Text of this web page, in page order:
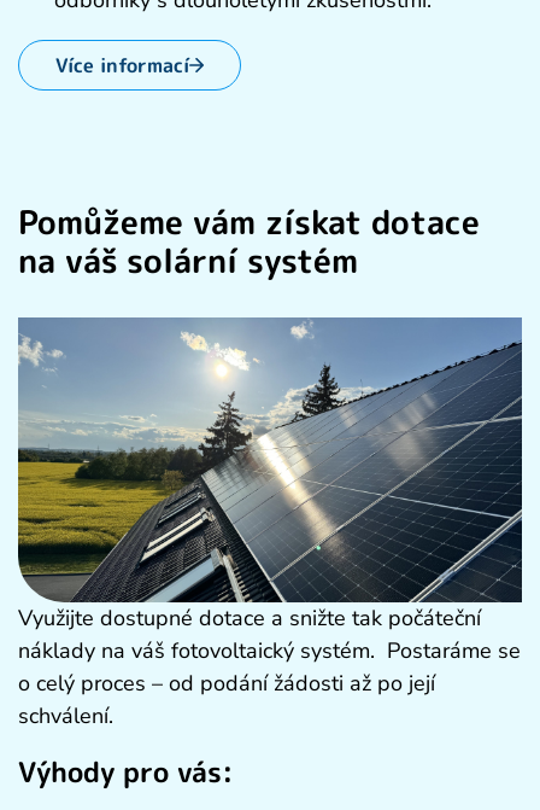
Více informací
Pomůžeme vám získat dotace
na váš solární systém
Využijte dostupné dotace a snižte tak počáteční
náklady na váš fotovoltaický systém. Postaráme se
o celý proces – od podání žádosti až po její
schválení.
Výhody pro vás: